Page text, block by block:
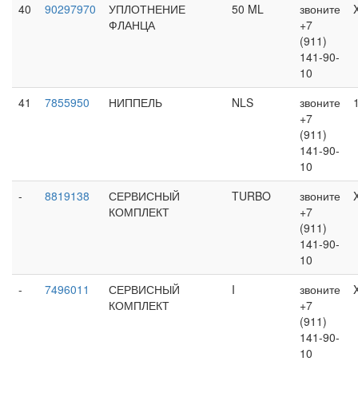
40 90297970
УПЛОТНЕНИЕ
ФЛАНЦА
50 ML
звоните
+7
(911)
141-90-
10
41 7855950 НИППЕЛЬ NLS
звоните
+7
(911)
141-90-
10
- 8819138
СЕРВИСНЫЙ
КОМПЛЕКТ
TURBO
звоните
+7
(911)
141-90-
10
- 7496011
СЕРВИСНЫЙ
КОМПЛЕКТ
I
звоните
+7
(911)
141-90-
10